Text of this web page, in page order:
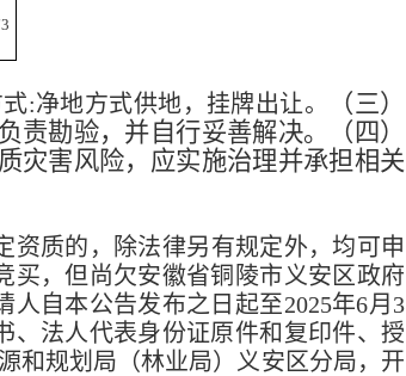
:净地方式供地，挂牌出让。
（三）
勘验，并自行妥善解决。（四）
灾害风险，应实施治理并承担相关
资质的，除法律另有规定外，均可申
买，但尚欠安徽省铜陵市义安区政府
自本公告发布之日起至2025年6月3
、法人代表身份证原件和复印件、授
和规划局（林业局）义安区分局，开